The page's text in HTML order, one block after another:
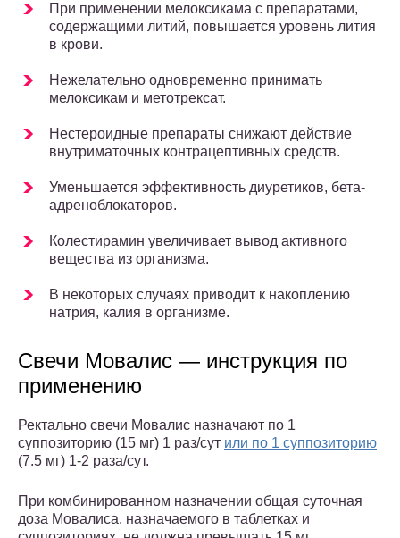
При применении мелоксикама с препаратами,
содержащими литий, повышается уровень лития
в крови.
Нежелательно одновременно принимать
мелоксикам и метотрексат.
Нестероидные препараты снижают действие
внутриматочных контрацептивных средств.
Уменьшается эффективность диуретиков, бета-
адреноблокаторов.
Колестирамин увеличивает вывод активного
вещества из организма.
В некоторых случаях приводит к накоплению
натрия, калия в организме.
Свечи Мовалис — инструкция по
применению
Ректально свечи Мовалис назначают по 1
суппозиторию (15 мг) 1 раз/сут или по 1 суппозиторию
(7.5 мг) 1-2 раза/сут.
При комбинированном назначении общая суточная
доза Мовалиса, назначаемого в таблетках и